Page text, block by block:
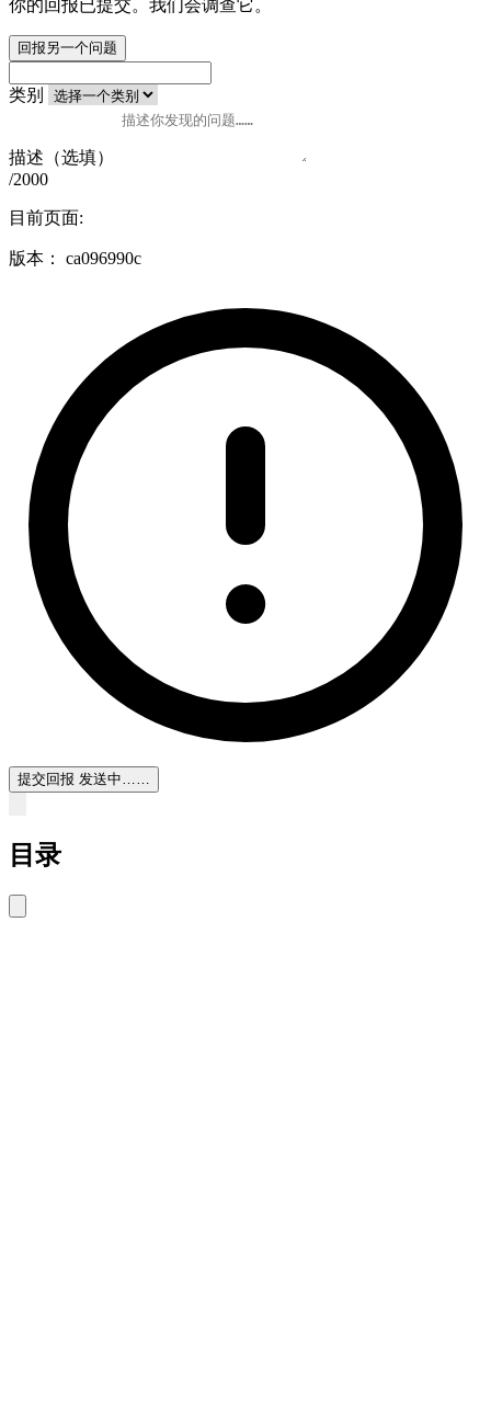
你的回报已提交。我们会调查它。
回报另一个问题
类别
描述（选填）
/2000
目前页面:
版本： ca096990c
提交回报 发送中……
目录